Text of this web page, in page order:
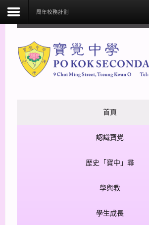
周年校務計劃
首頁
認識寶覺
歷史「寶中」尋
學與教
學生成長